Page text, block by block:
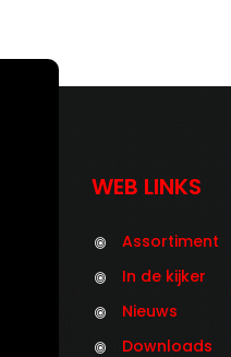
WEB LINKS
Assortiment
In de kijker
Nieuws
Downloads